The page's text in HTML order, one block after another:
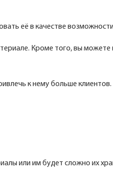
её в качестве
Кроме того, вы можете
к нему больше
или им будет сложно их